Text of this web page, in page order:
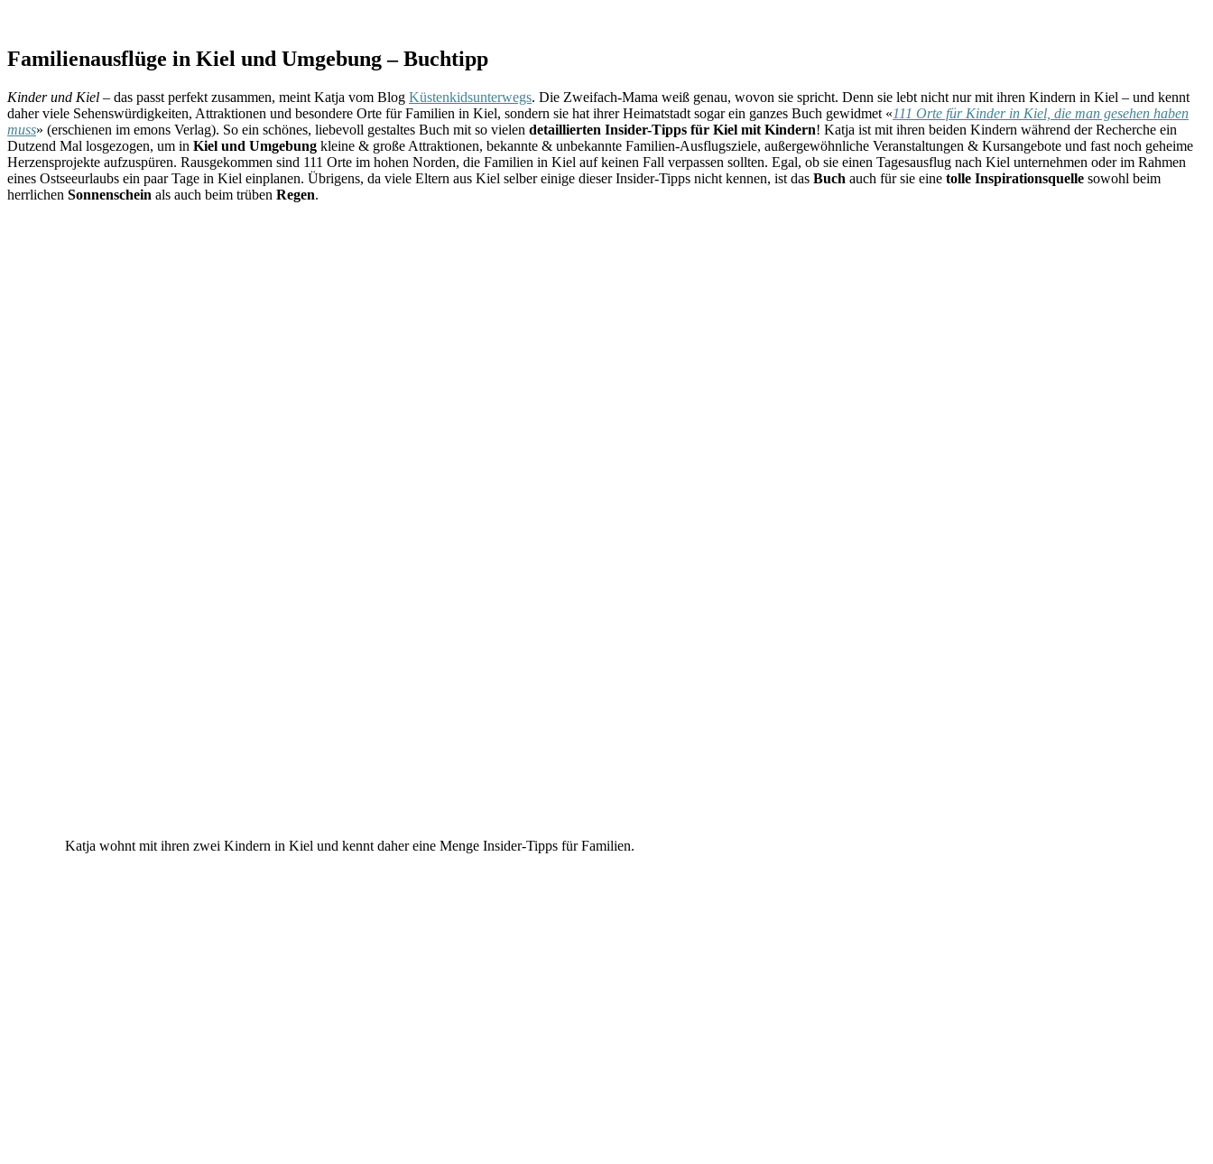
Familienausflüge in Kiel und Umgebung – Buchtipp
Kinder und Kiel – das passt perfekt zusammen, meint Katja vom Blog Küstenkidsunterwegs. Die Zweifach-Mama weiß genau, wovon sie spricht. Denn sie lebt nicht nur mit ihren Kindern in Kiel – und kennt
daher viele Sehenswürdigkeiten, Attraktionen und besondere Orte für Familien in Kiel, sondern sie hat ihrer Heimatstadt sogar ein ganzes Buch gewidmet «111 Orte für Kinder in Kiel, die man gesehen haben
muss» (erschienen im emons Verlag). So ein schönes, liebevoll gestaltes Buch mit so vielen detaillierten Insider-Tipps für Kiel mit Kindern! Katja ist mit ihren beiden Kindern während der Recherche ein
Dutzend Mal losgezogen, um in Kiel und Umgebung kleine & große Attraktionen, bekannte & unbekannte Familien-Ausflugsziele, außergewöhnliche Veranstaltungen & Kursangebote und fast noch geheime
Herzensprojekte aufzuspüren. Rausgekommen sind 111 Orte im hohen Norden, die Familien in Kiel auf keinen Fall verpassen sollten. Egal, ob sie einen Tagesausflug nach Kiel unternehmen oder im Rahmen
eines Ostseeurlaubs ein paar Tage in Kiel einplanen. Übrigens, da viele Eltern aus Kiel selber einige dieser Insider-Tipps nicht kennen, ist das Buch auch für sie eine tolle Inspirationsquelle sowohl beim
herrlichen Sonnenschein als auch beim trüben Regen.
Katja wohnt mit ihren zwei Kindern in Kiel und kennt daher eine Menge Insider-Tipps für Familien.